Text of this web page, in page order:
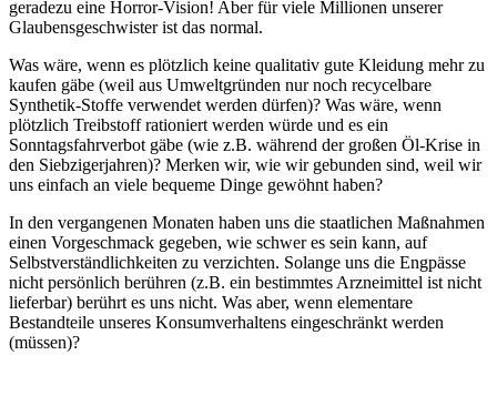
geradezu eine Horror-Vision! Aber für viele Millionen unserer
Glaubensgeschwister ist das normal.
Was wäre, wenn es plötzlich keine qualitativ gute Kleidung mehr zu
kaufen gäbe (weil aus Umweltgründen nur noch recycelbare
Synthetik-Stoffe verwendet werden dürfen)? Was wäre, wenn
plötzlich Treibstoff rationiert werden würde und es ein
Sonntagsfahrverbot gäbe (wie z.B. während der großen Öl-Krise in
den Siebzigerjahren)? Merken wir, wie wir gebunden sind, weil wir
uns einfach an viele bequeme Dinge gewöhnt haben?
In den vergangenen Monaten haben uns die staatlichen Maßnahmen
einen Vorgeschmack gegeben, wie schwer es sein kann, auf
Selbstverständlichkeiten zu verzichten. Solange uns die Engpässe
nicht persönlich berühren (z.B. ein bestimmtes Arzneimittel ist nicht
lieferbar) berührt es uns nicht. Was aber, wenn elementare
Bestandteile unseres Konsumverhaltens eingeschränkt werden
(müssen)?